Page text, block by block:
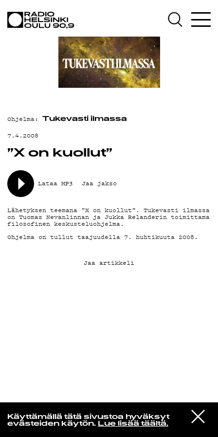
Käyttämällä tätä sivustoa hyväksyt
evästeiden käytön. Lue lisää täältä.
VIESTI
STUDIOON
kukkatalo
04 Mut unohdettiin
AJANKOHTAISTA
OHJELMAT
TEKIJÄT
ON-DEMAND
MAINOSTA
YHTEYSTIEDOT
G LIVELAB
YSTÄVÄKLUBI
TIETOSUOJA
KIRJAUDU SISÄÄN
Ohjelma: Tukevasti ilmassa
7.4.2008
”X on kuollut”
Lataa MP3 Jaa jakso
Lähetyksen teemana ”X on kuollut”. Tukevasti ilmassa
on Tuomas Nevanlinnan ja Jukka Relanderin toimittama
filosofinen keskusteluohjelma.
Ohjelma on tullut taajuudella 7. huhtikuuta 2008.
Jaa artikkeli